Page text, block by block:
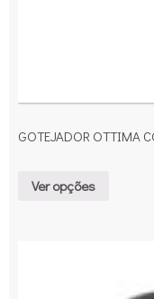
GOTEJADOR OTTIMA
Ver opções